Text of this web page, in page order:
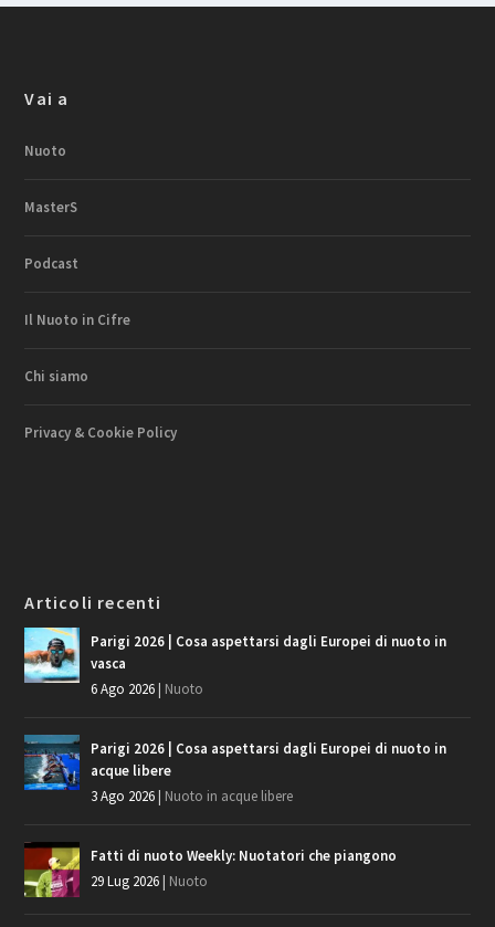
Vai a
Nuoto
MasterS
Podcast
Il Nuoto in Cifre
Chi siamo
Privacy & Cookie Policy
Articoli recenti
Parigi 2026 | Cosa aspettarsi dagli Europei di nuoto in
vasca
6 Ago 2026| Nuoto
Parigi 2026 | Cosa aspettarsi dagli Europei di nuoto in
acque libere
3 Ago 2026| Nuoto in acque libere
Fatti di nuoto Weekly: Nuotatori che piangono
29 Lug 2026| Nuoto